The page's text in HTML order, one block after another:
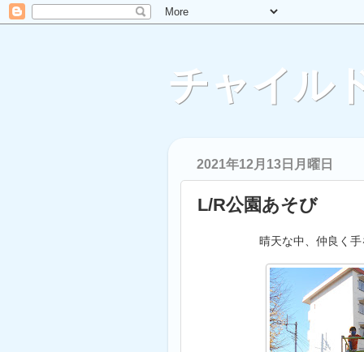
チャイル
2021年12月13日月曜日
L/R公園あそび
晴天な中、仲良く